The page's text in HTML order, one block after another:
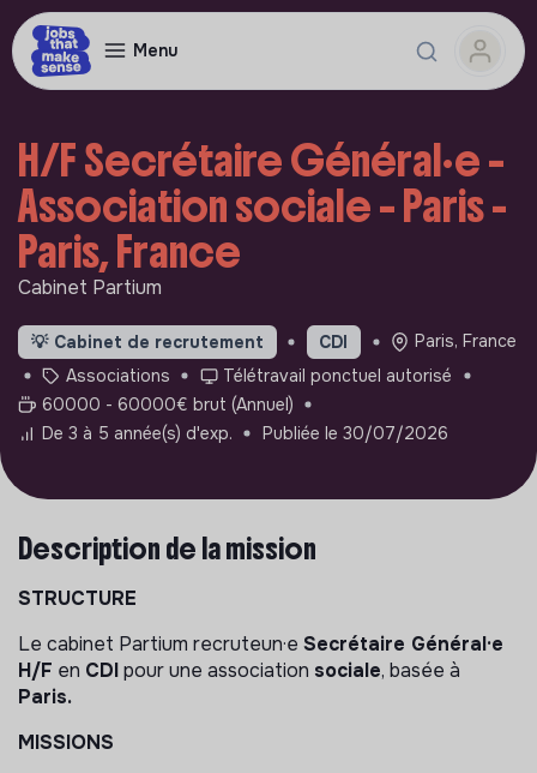
Menu
H/F Secrétaire Général·e –
Association sociale – Paris -
Paris, France
Cabinet Partium
💡 Cabinet de recrutement CDI
Paris, France
Associations
Télétravail ponctuel autorisé
60000 - 60000€ brut (Annuel)
De 3 à 5 année(s) d'exp.
Publiée le 30/07/2026
Description de la mission
STRUCTURE
Le cabinet Partium recruteun·e Secrétaire Général·e
H/F en CDIpour une association sociale, basée à
Paris.
MISSIONS